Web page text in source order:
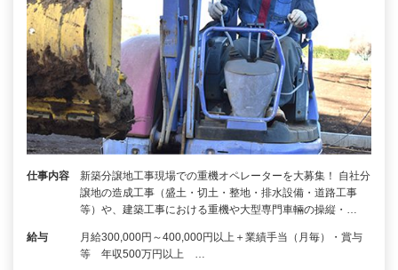
仕事内容
新築分譲地工事現場での重機オペレーターを大募集！ 自社分
譲地の造成工事（盛土・切土・整地・排水設備・道路工事
等）や、建築工事における重機や大型専門車輛の操縦・…
給与
月給300,000円～400,000円以上＋業績手当（月毎）・賞与
等 年収500万円以上 …